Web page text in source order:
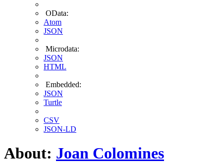
OData:
Atom
JSON
Microdata:
JSON
HTML
Embedded:
JSON
Turtle
CSV
JSON-LD
About: Joan Colomines